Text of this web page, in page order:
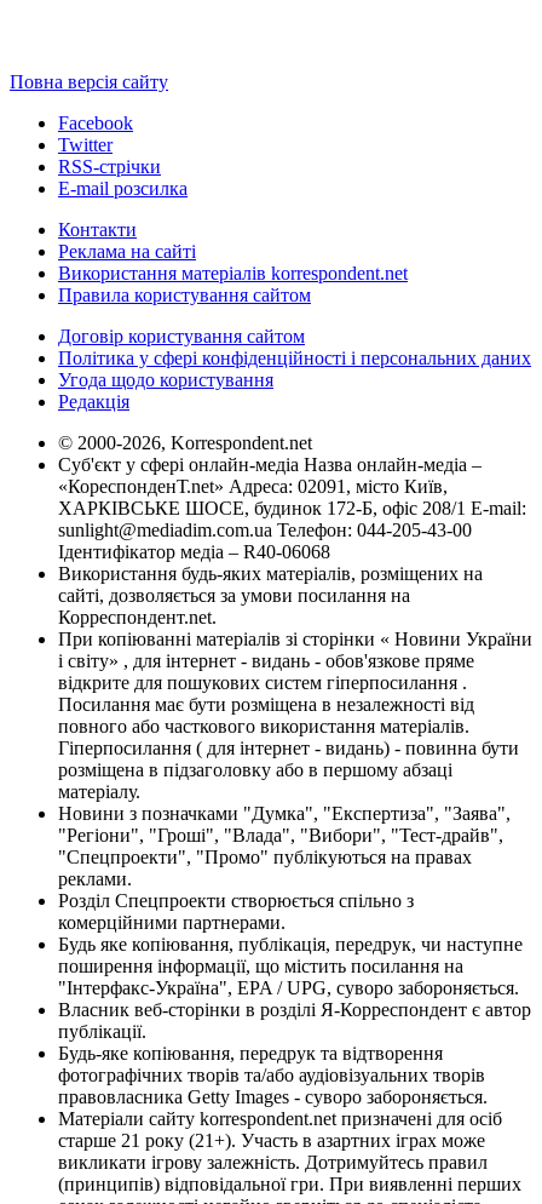
Повна версія сайту
Facebook
Twitter
RSS-стрічки
E-mail розсилка
Контакти
Реклама на сайті
Використання матеріалів korrespondent.net
Правила користування сайтом
Договір користування сайтом
Політика у сфері конфіденційності і персональних даних
Угода щодо користування
Редакція
© 2000-2026, Korrespondent.net
Суб'єкт у сфері онлайн-медіа Назва онлайн-медіа –
«КореспонденТ.net» Адреса: 02091, місто Київ,
ХАРКІВСЬКЕ ШОСЕ, будинок 172-Б, офіс 208/1 E-mail:
sunlight@mediadim.com.ua Телефон: 044-205-43-00
Ідентифікатор медіа – R40-06068
Використання будь-яких матеріалів, розміщених на
сайті, дозволяється за умови посилання на
Корреспондент.net.
При копіюванні матеріалів зі сторінки « Новини України
і світу» , для інтернет - видань - обов'язкове пряме
відкрите для пошукових систем гіперпосилання .
Посилання має бути розміщена в незалежності від
повного або часткового використання матеріалів.
Гіперпосилання ( для інтернет - видань) - повинна бути
розміщена в підзаголовку або в першому абзаці
матеріалу.
Новини з позначками "Думка", "Експертиза", "Заява",
"Регіони", "Гроші", "Влада", "Вибори", "Тест-драйв",
"Спецпроекти", "Промо" публікуються на правах
реклами.
Розділ Спецпроекти створюється спільно з
комерційними партнерами.
Будь яке копіювання, публікація, передрук, чи наступне
поширення інформації, що містить посилання на
"Інтерфакс-Україна", EPA / UPG, суворо забороняється.
Власник веб-сторінки в розділі Я-Корреспондент є автор
публікації.
Будь-яке копіювання, передрук та відтворення
фотографічних творів та/або аудіовізуальних творів
правовласника Getty Images - суворо забороняється.
Матеріали сайту korrespondent.net призначені для осіб
старше 21 року (21+). Участь в азартних іграх може
викликати ігрову залежність. Дотримуйтесь правил
(принципів) відповідальної гри. При виявленні перших